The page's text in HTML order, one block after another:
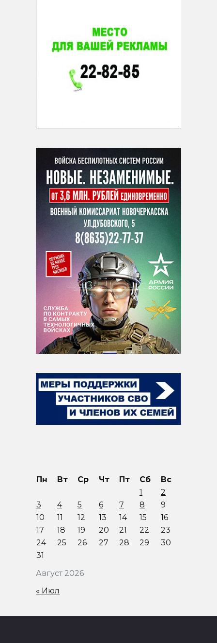
Август 2026
Пн Вт Ср Чт Пт Сб
Вс
1
2
3
4 5 6 7 8
9
10
11 12 13 14 15
16
17
18 19 20 21 22
23
24
25 26 27 28 29
30
31
« Июл